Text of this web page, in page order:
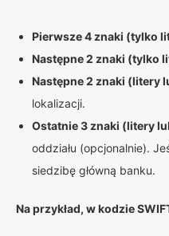
Pierwsze 4 znaki (tylko
Następne 2 znaki (tylko
Następne 2 znaki (litery
lokalizacji.
Ostatnie 3 znaki (litery
oddziału (opcjonalnie).
siedzibę główną banku.
Na przykład, w kodzie